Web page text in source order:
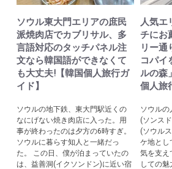
ソウル東大門エリアの庶民
派焼肉店でカブリサル、多
言語対応のタッチパネル注
文なら韓国語ができなくて
も大丈夫!【韓国個人旅行ガ
イド】
ソウルの地下鉄、東大門駅近くの
なにげない焼き肉店に入った。用
事が終わったのは夕方の6時すぎ。
ソウルに暮らす知人と一緒だっ
た。 この日、僕が泊まっていたの
は、益善洞(イクソンドン)に近い宿
人気エ
チにお
リー通
コパイ
ルの森
個人旅
ソウルの
(ソンス
(ソウル
ケ地とし
気を支え
しての